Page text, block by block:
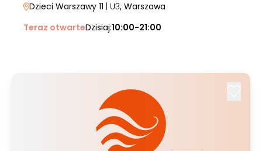
Dzieci Warszawy 11 | U3, Warszawa
Teraz otwarteDzisiaj:10:00-21:00